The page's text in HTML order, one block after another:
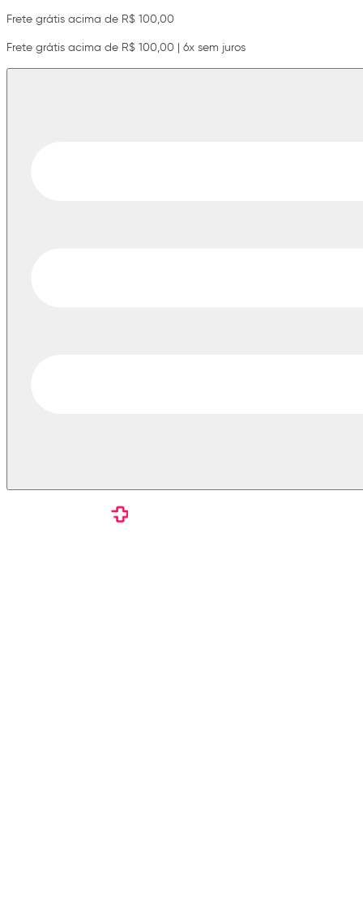
Frete grátis acima de R$ 100,00
Frete grátis acima de R$ 100,00 | 6x sem juros